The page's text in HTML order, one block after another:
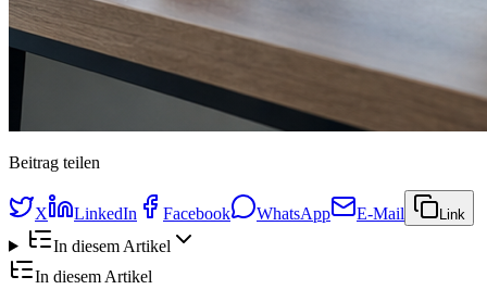
Beitrag teilen
X LinkedIn Facebook WhatsApp E-Mail Link
In diesem Artikel
In diesem Artikel